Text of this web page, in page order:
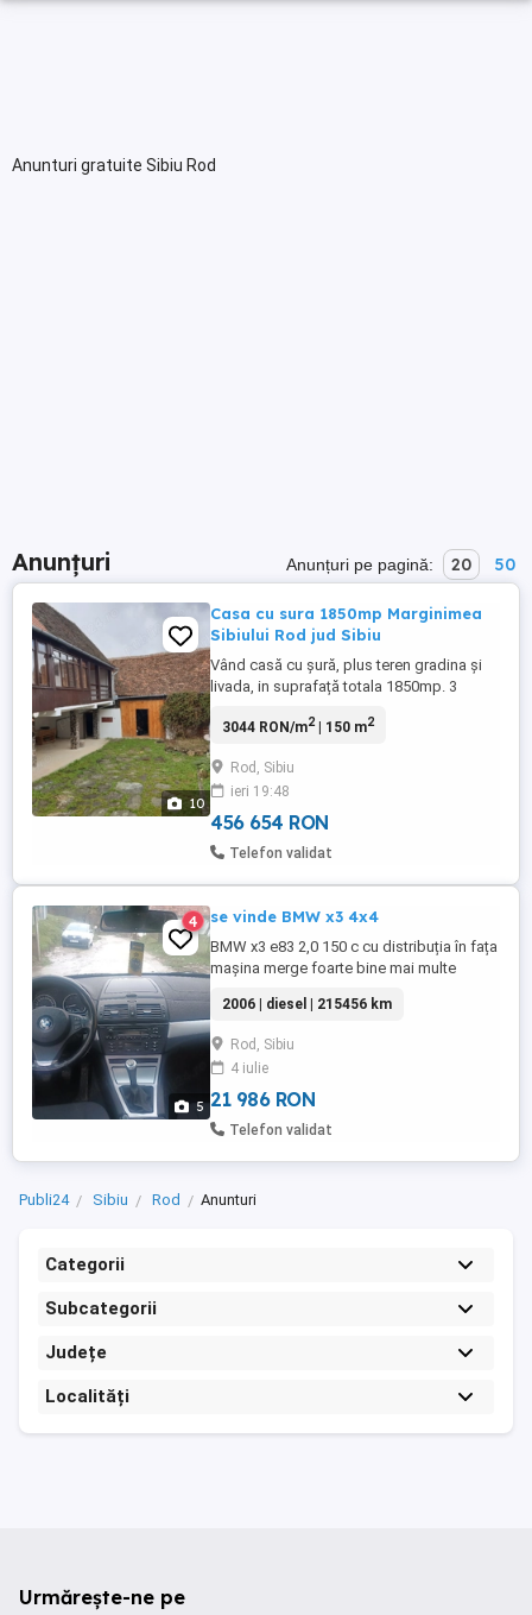
Anunturi gratuite Sibiu Rod
Anunțuri Anunțuri pe pagină: 20 50
10
Casa cu sura 1850mp Marginimea
Sibiului Rod jud Sibiu
Vând casă cu șură, plus teren gradina și
livada, in suprafață totala 1850mp. 3
fost renovata, refăcută instalația electrica
câteva etape de finisare care urmează sa
se finalizeze curând. Izolata în interior -
pereți și ...
3044 RON/m2| 150 m2
Rod, Sibiu
ieri 19:48
456 654 RON
Telefon validat
5
4 se vinde BMW x3 4x4
BMW x3 e83 2,0 150 c cu distribuția în fața
mașina merge foarte bine mai multe
2006 | diesel | 215456 km
Rod, Sibiu
4 iulie
21 986 RON
Telefon validat
Publi24 Sibiu Rod Anunturi
Categorii
Subcategorii
Județe
Localități
Urmărește-ne pe